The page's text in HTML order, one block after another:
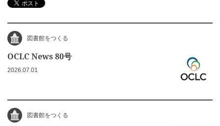
図書館をつくる
OCLC News 80号
2026.07.01
図書館をつくる